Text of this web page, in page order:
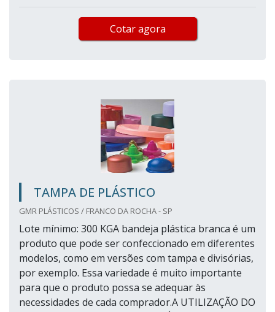
Cotar agora
TAMPA DE PLÁSTICO
GMR PLÁSTICOS / FRANCO DA ROCHA - SP
Lote mínimo: 300 KGA bandeja plástica branca é um
produto que pode ser confeccionado em diferentes
modelos, como em versões com tampa e divisórias,
por exemplo. Essa variedade é muito importante
para que o produto possa se adequar às
necessidades de cada comprador.A UTILIZAÇÃO DO